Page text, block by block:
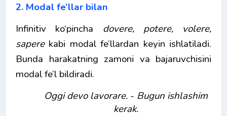
2. Modal fe’llar bilan
Infinitiv ko‘pincha dovere, potere, volere,
saperekabi modal fe’llardan keyin ishlatiladi.
Bunda harakatning zamoni va bajaruvchisini
modal fe’l bildiradi.
Oggi devo lavorare.- Bugun ishlashim
kerak.